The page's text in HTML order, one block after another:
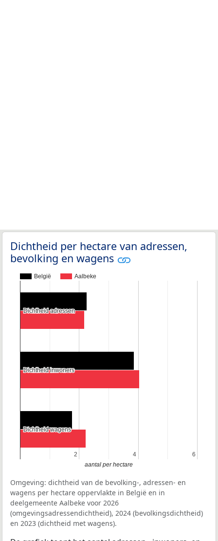
Dichtheid per hectare van adressen,
bevolking en wagens
België Aalbeke
2
2 4
4 6
6
Dichtheid adressen
Dichtheid adressen
Dichtheid inwoners
Dichtheid inwoners
Dichtheid wagens
Dichtheid wagens
aantal per hectare
Omgeving: dichtheid van de bevolking-, adressen- en
wagens per hectare oppervlakte in België en in
deelgemeente Aalbeke voor 2026
(omgevingsadressendichtheid), 2024 (bevolkingsdichtheid)
en 2023 (dichtheid met wagens).